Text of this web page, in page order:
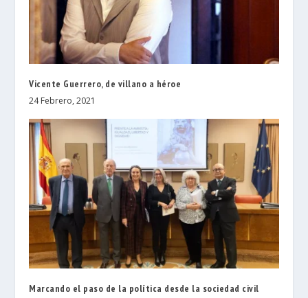
Vicente Guerrero, de villano a héroe
24 Febrero, 2021
Marcando el paso de la política desde la sociedad civil